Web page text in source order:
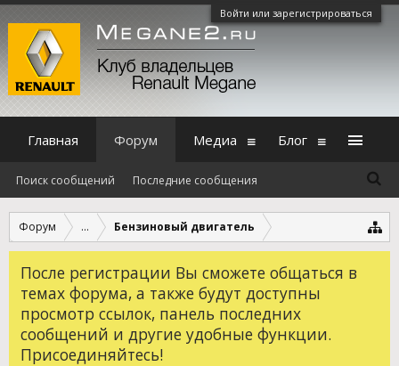
Войти или зарегистрироваться
Форум ... Бензиновый двигатель
После регистрации Вы сможете общаться в
темах форума, а также будут доступны
просмотр ссылок, панель последних
сообщений и другие удобные функции.
Присоединяйтесь!
Главная Форум
Поиск сообщений Последние сообщения
Медиа Блог